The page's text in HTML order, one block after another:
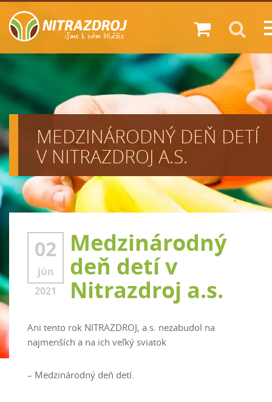
Zákazník
Diskont
Predajne
Novinky
O nás
Kariéra
Kontakt
MEDZINÁRODNÝ DEŇ DETÍ
V NITRAZDROJ A.S.
02
jún
2021
Medzinárodný
deň detí v
Nitrazdroj a.s.
Ani tento rok NITRAZDROJ, a.s. nezabudol na
najmenších a na ich veľký sviatok
– Medzinárodný deň detí.